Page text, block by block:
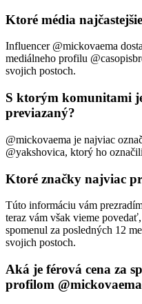
Ktoré média
Influencer @mickovaema
mediálneho profilu
svojich postoch.
S ktorým komunitami
previazaný?
@mickovaema je najviac
@yakshovica, ktorý ho
Ktoré značky najviac
Túto informáciu vám
teraz vám však vieme
spomenul za posledných 12
svojich postoch.
Aká je férová cena za
profilom